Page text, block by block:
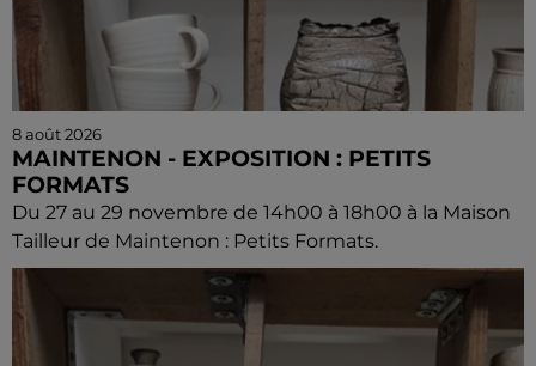
8 août 2026
MAINTENON - EXPOSITION : PETITS
FORMATS
Du 27 au 29 novembre de 14h00 à 18h00 à la Maison
Tailleur de Maintenon : Petits Formats.